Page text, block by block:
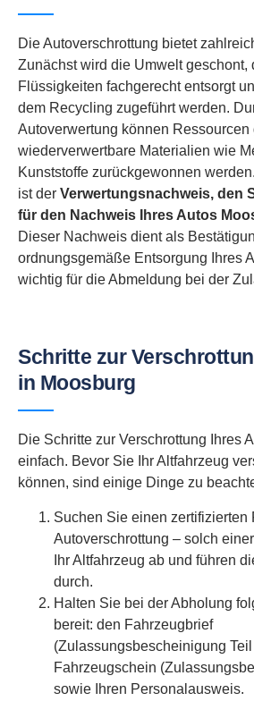
Die Autoverschrottung bietet
Zunächst wird die Umwelt geschont,
Flüssigkeiten fachgerecht entsorgt
dem Recycling zugeführt werden.
Autoverwertung können Ressourcen
wiederverwertbare Materialien wie
Kunststoffe zurückgewonnen
ist der Verwertungsnachweis, den
für den Nachweis Ihres Autos
Dieser Nachweis dient als
ordnungsgemäße Entsorgung Ihres
wichtig für die Abmeldung bei der
Schritte zur
in Moosburg
Die Schritte zur Verschrottung Ihres
einfach. Bevor Sie Ihr Altfahrzeug
können, sind einige Dinge zu
Suchen Sie einen zertifizierten
Autoverschrottung – solch
Ihr Altfahrzeug ab und führen
durch.
Halten Sie bei der Abholung
bereit: den Fahrzeugbrief
(Zulassungsbescheinigung Teil
Fahrzeugschein
sowie Ihren Personalausweis.